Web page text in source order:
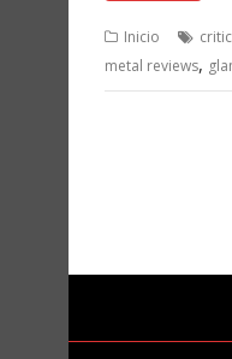
Inicio
metal reviews,